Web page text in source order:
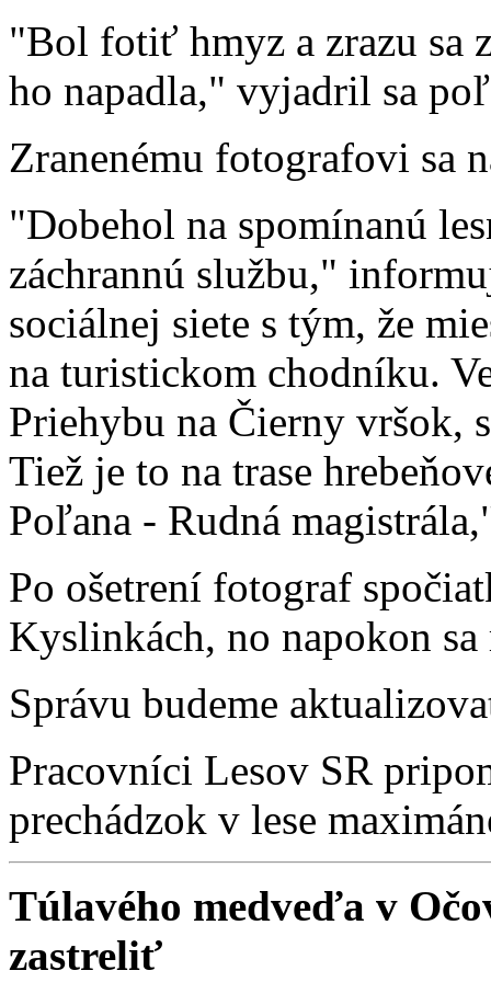
"Bol fotiť hmyz a zrazu sa
ho napadla," vyjadril sa
Zranenému fotografovi sa
"Dobehol na spomínanú
záchrannú službu,"
sociálnej siete s tým, že
na turistickom chodníku.
Priehybu na Čierny vršok,
Tiež je to na trase
Poľana - Rudná
Po ošetrení fotograf
Kyslinkách, no napokon
Správu budeme
Pracovníci Lesov SR
prechádzok v lese
Túlavého medveďa v
zastreliť